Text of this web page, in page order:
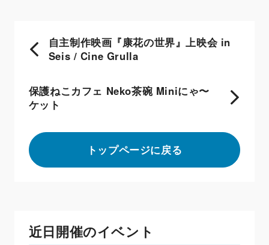
自主制作映画『康花の世界』上映会 in
Seis / Cine Grulla
トップページに戻る
保護ねこカフェ Neko茶碗 Miniにゃ〜
ケット
近日開催のイベント